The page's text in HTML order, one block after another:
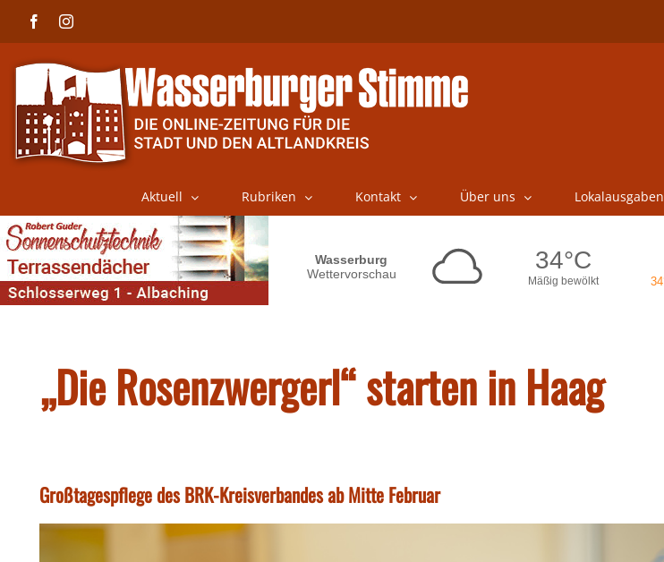
FacebookInstagram
Aktuell Rubriken Kontakt Über uns Lokalausgaben
„Die Rosenzwergerl“ starten in Haag
Großtagespflege des BRK-Kreisverbandes ab Mitte Februar